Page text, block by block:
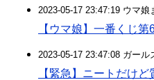
2023-05-17 23:47:19 ウマ娘
【ウマ娘】一番くじ
2023-05-17 23:47:08 ガール
【緊急】ニートだけど